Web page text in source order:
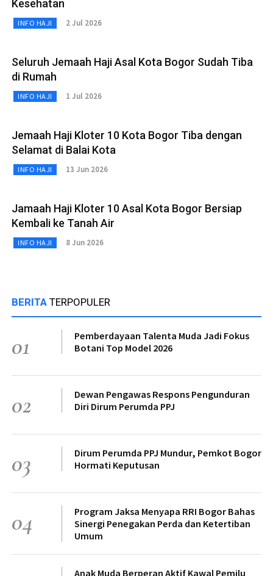
Kesehatan
INFO HAJI 2 Jul 2026
Seluruh Jemaah Haji Asal Kota Bogor Sudah Tiba
di Rumah
INFO HAJI 1 Jul 2026
Jemaah Haji Kloter 10 Kota Bogor Tiba dengan
Selamat di Balai Kota
INFO HAJI 13 Jun 2026
Jamaah Haji Kloter 10 Asal Kota Bogor Bersiap
Kembali ke Tanah Air
INFO HAJI 8 Jun 2026
BERITA TERPOPULER
01
Pemberdayaan Talenta Muda Jadi Fokus
Botani Top Model 2026
02
Dewan Pengawas Respons Pengunduran
Diri Dirum Perumda PPJ
03
Dirum Perumda PPJ Mundur, Pemkot Bogor
Hormati Keputusan
04
Program Jaksa Menyapa RRI Bogor Bahas
Sinergi Penegakan Perda dan Ketertiban
Umum
Anak Muda Berperan Aktif Kawal Pemilu